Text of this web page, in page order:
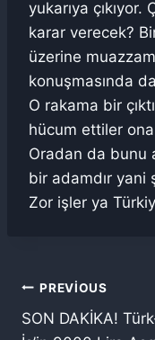
yukarıya
karar verecek?
üzerine
konuşmasında
O rakama bir
hücum ettiler
Oradan da bunu
bir adamdır yani
Zor işler ya
Yazı
gezinmesi
PREVIOUS
SON DAKİKA!